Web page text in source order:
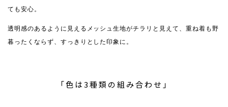
ても安心。
透明感のあるように見えるメッシュ生地がチラリと見えて、重ね着も野
暮ったくならず、すっきりとした印象に。
「色は3種類の組み合わせ」